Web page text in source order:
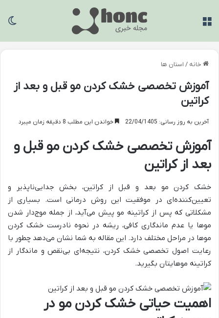
خانه / استان ها
آموزش تخصصی خشک کردن مو قبل و بعد از
کراتین
آخرین به روز رسانی: 22/04/1405 خواندن این مطلب 8 دقیقه زمان میبرد
آموزش تخصصی خشک کردن مو قبل و
بعد از کراتین
خشک کردن مو بعد و قبل از کراتین، بخش جدایی‌ناپذیر و
تعیین‌کننده‌ای در موفقیت این روش درمانی است. بسیاری از
مشکلاتی که پس از کراتینه مو پیش می‌آید، از جمله موج‌دار شدن
موها یا عدم ماندگاری کافی، ریشه در نحوه نادرست خشک کردن
موها در مراحل مختلف دارد. این مقاله به شما نشان می‌دهد چطور با
رعایت اصول تخصصی خشک کردن، نتیجه‌ای بی‌نقص و ماندگار از
کراتینه موهایتان بگیرید.
اهمیت حیاتی خشک کردن مو در